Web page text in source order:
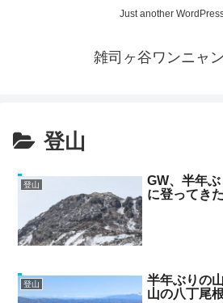
Just another
雑司ヶ谷ワンニャ
登山
登山
GW、半年
に登ってきた
登山
半年ぶりの
山の八丁尾